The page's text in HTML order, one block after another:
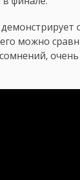
можно
очень